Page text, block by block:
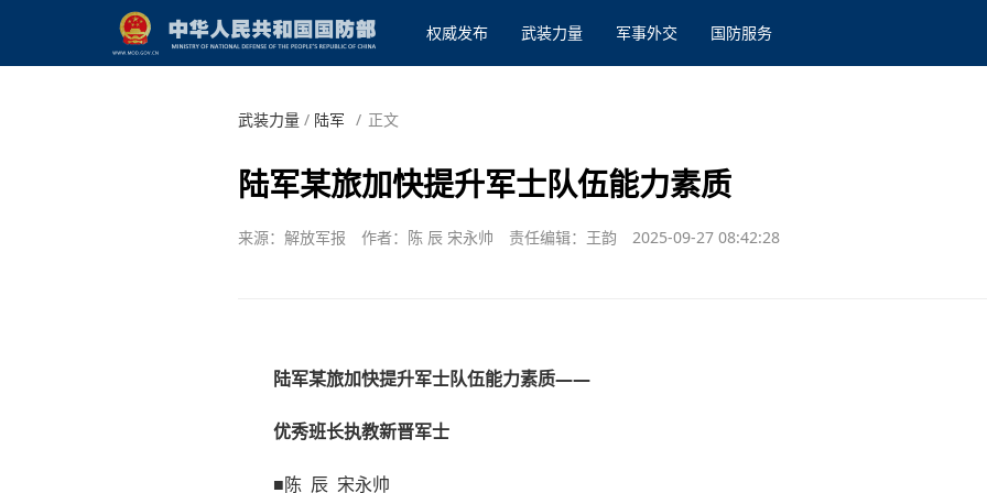
权威发布 武装力量 军事外交 国防服务
武装力量/ 陆军 / 正文
陆军某旅加快提升军士队伍能力素质
来源：解放军报 作者：陈 辰 宋永帅 责任编辑：王韵 2025-09-27 08:42:28
陆军某旅加快提升军士队伍能力素质——
优秀班长执教新晋军士
■陈 辰 宋永帅